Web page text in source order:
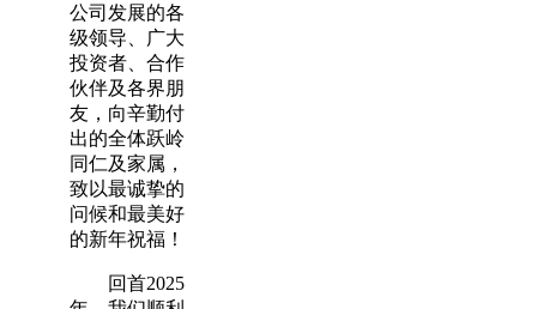
公司发展的各
级领导、广大
投资者、合作
伙伴及各界朋
友，向辛勤付
出的全体跃岭
同仁及家属，
致以最诚挚的
问候和最美好
的新年祝福！
回首2025